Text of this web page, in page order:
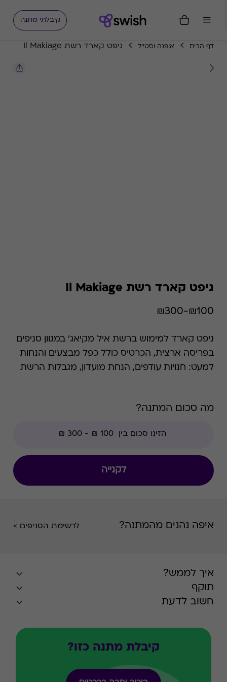
קיבלתי מתנה
דף הבית אופנה וסטייל גיפט קארד רשת Il Makiage
גיפט קארד רשת Il Makiage
₪100-₪300
גיפט קארד למימוש ברשת איל מקיאג' במגוון סניפים
בפריסה ארצית, הכרטיס כולל כפל מבצעים והנחות
למעט: חנויות עודפים, הנחת מועדון, מגבלות הרשת
מגוון אמיתי של איפור מקצועי ואיכותי, באמצעותו
חדשים ומעצימים מדי חודש, ומשתפים אתכן
להיות אמני האיפור של עצמכן.""
מה סכום המתנה?
לקנייה
איפה נהנים מהמתנה? לרשימת הסניפים >
איך לממש?
תוקף
חשוב לדעת
קיבלת מתנה כזו?